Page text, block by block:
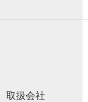
取扱会社